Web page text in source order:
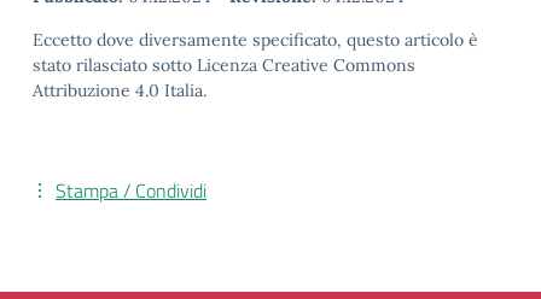
Eccetto dove diversamente specificato, questo articolo è
stato rilasciato sotto Licenza Creative Commons
Attribuzione 4.0 Italia.
Stampa / Condividi